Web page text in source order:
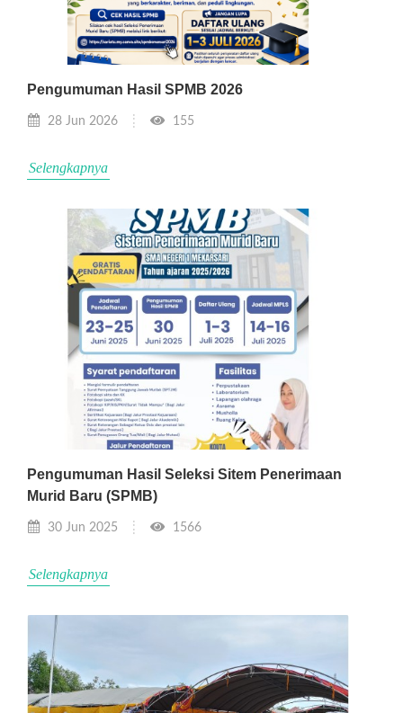
Pengumuman Hasil SPMB 2026
28 Jun 2026 155
Selengkapnya
Pengumuman Hasil Seleksi Sitem Penerimaan
Murid Baru (SPMB)
30 Jun 2025 1566
Selengkapnya